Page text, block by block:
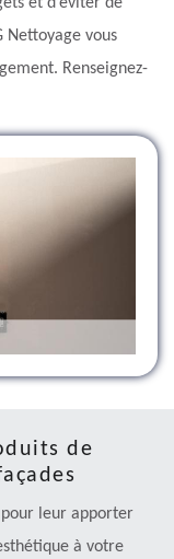
et d’éviter de
Nettoyage vous
Renseignez-
de
pour leur apporter
à votre